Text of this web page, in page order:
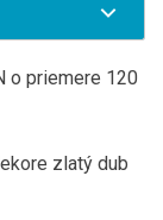
o priemere 120
zlatý dub